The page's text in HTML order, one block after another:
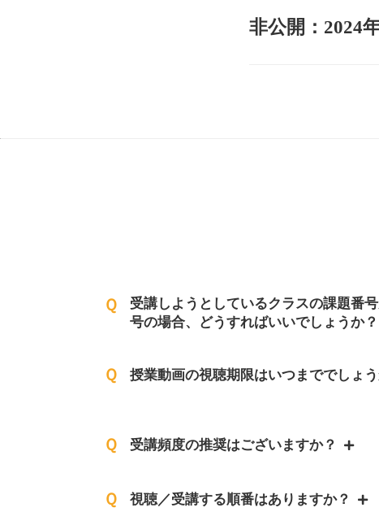
非公開：2024
Ｑ
受講しようとしているクラスの課題番
号の場合、どうすればいいでしょうか？
Ｑ 授業動画の視聴期限はいつまででしょう
Ｑ 受講頻度の推奨はございますか？
Ｑ 視聴／受講する順番はありますか？